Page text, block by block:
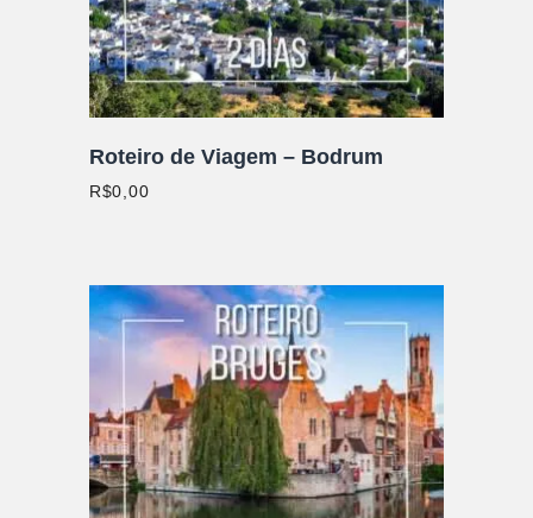
Roteiro de Viagem – Bodrum
R$0,00
ADICIONAR AO CARRINHO